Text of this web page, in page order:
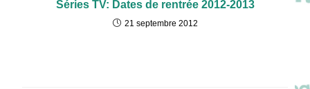
Séries TV: Dates de rentrée 2012-2013
21 septembre 2012